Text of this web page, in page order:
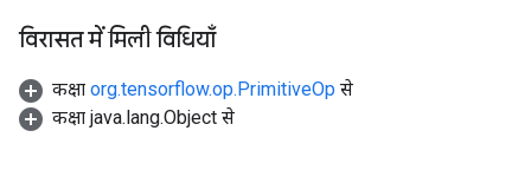
विरासत में मिली विधियाँ
कक्षा org.tensorflow.op.PrimitiveOp से
कक्षा java.lang.Object से